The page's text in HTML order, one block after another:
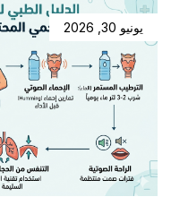
يونيو 30, 2026